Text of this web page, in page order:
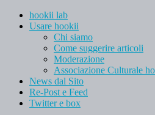
hookii lab
Usare hookii
Chi siamo
Come suggerire articoli
Moderazione
Associazione Culturale
News dal Sito
Re-Post e Feed
Twitter e box